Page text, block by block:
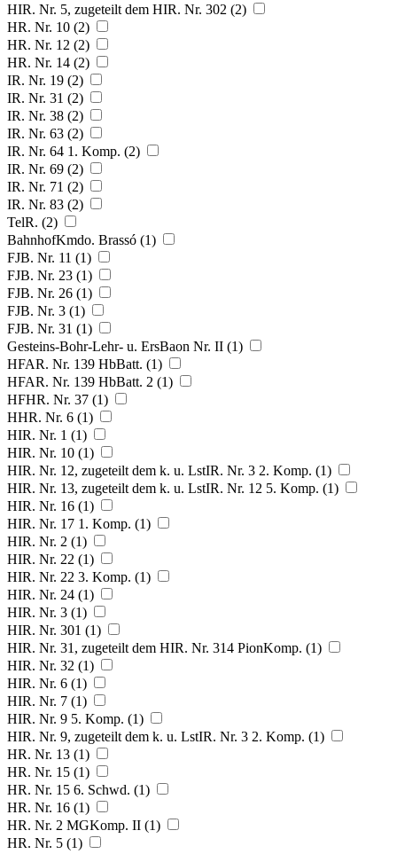
HIR. Nr. 5, zugeteilt dem HIR. Nr. 302 (2)
HR. Nr. 10 (2)
HR. Nr. 12 (2)
HR. Nr. 14 (2)
IR. Nr. 19 (2)
IR. Nr. 31 (2)
IR. Nr. 38 (2)
IR. Nr. 63 (2)
IR. Nr. 64 1. Komp. (2)
IR. Nr. 69 (2)
IR. Nr. 71 (2)
IR. Nr. 83 (2)
TelR. (2)
BahnhofKmdo. Brassó (1)
FJB. Nr. 11 (1)
FJB. Nr. 23 (1)
FJB. Nr. 26 (1)
FJB. Nr. 3 (1)
FJB. Nr. 31 (1)
Gesteins-Bohr-Lehr- u. ErsBaon Nr. II (1)
HFAR. Nr. 139 HbBatt. (1)
HFAR. Nr. 139 HbBatt. 2 (1)
HFHR. Nr. 37 (1)
HHR. Nr. 6 (1)
HIR. Nr. 1 (1)
HIR. Nr. 10 (1)
HIR. Nr. 12, zugeteilt dem k. u. LstIR. Nr. 3 2. Komp. (1)
HIR. Nr. 13, zugeteilt dem k. u. LstIR. Nr. 12 5. Komp. (1)
HIR. Nr. 16 (1)
HIR. Nr. 17 1. Komp. (1)
HIR. Nr. 2 (1)
HIR. Nr. 22 (1)
HIR. Nr. 22 3. Komp. (1)
HIR. Nr. 24 (1)
HIR. Nr. 3 (1)
HIR. Nr. 301 (1)
HIR. Nr. 31, zugeteilt dem HIR. Nr. 314 PionKomp. (1)
HIR. Nr. 32 (1)
HIR. Nr. 6 (1)
HIR. Nr. 7 (1)
HIR. Nr. 9 5. Komp. (1)
HIR. Nr. 9, zugeteilt dem k. u. LstIR. Nr. 3 2. Komp. (1)
HR. Nr. 13 (1)
HR. Nr. 15 (1)
HR. Nr. 15 6. Schwd. (1)
HR. Nr. 16 (1)
HR. Nr. 2 MGKomp. II (1)
HR. Nr. 5 (1)